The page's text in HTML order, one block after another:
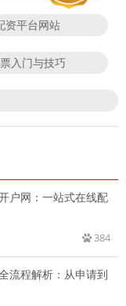
资平台网站
入门与技巧
户网：一站式在线配
384
流程解析：从申请到